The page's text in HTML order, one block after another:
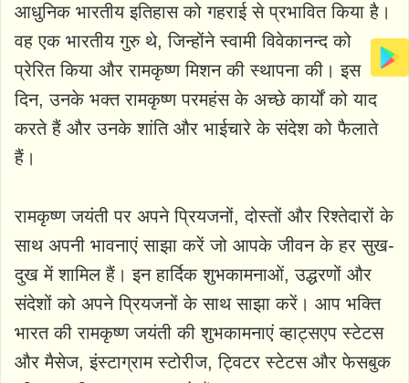
आधुनिक भारतीय इतिहास को गहराई से प्रभावित किया है।
वह एक भारतीय गुरु थे, जिन्होंने स्वामी विवेकानन्द को
प्रेरित किया और रामकृष्ण मिशन की स्थापना की। इस
दिन, उनके भक्त रामकृष्ण परमहंस के अच्छे कार्यों को याद
करते हैं और उनके शांति और भाईचारे के संदेश को फैलाते
हैं।
रामकृष्ण जयंती पर अपने प्रियजनों, दोस्तों और रिश्तेदारों के
साथ अपनी भावनाएं साझा करें जो आपके जीवन के हर सुख-
दुख में शामिल हैं। इन हार्दिक शुभकामनाओं, उद्धरणों और
संदेशों को अपने प्रियजनों के साथ साझा करें। आप भक्ति
भारत की रामकृष्ण जयंती की शुभकामनाएं व्हाट्सएप स्टेटस
और मैसेज, इंस्टाग्राम स्टोरीज, ट्विटर स्टेटस और फेसबुक